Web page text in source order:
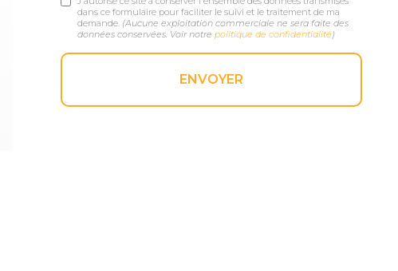
dans ce formulaire pour faciliter le suivi et le traitement de ma
demande. (Aucune exploitation commerciale ne sera faite des
données conservées. Voir notre politique de confidentialité )